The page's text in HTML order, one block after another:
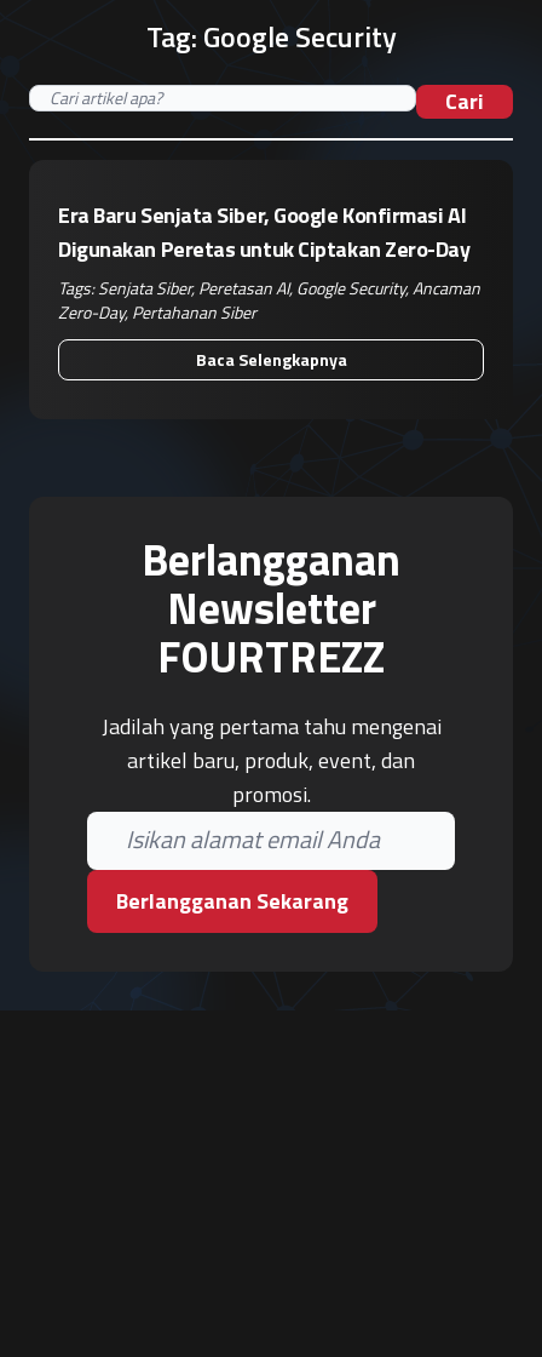
Tag:Google Security
Cari
Era Baru Senjata Siber, Google Konfirmasi AI
Digunakan Peretas untuk Ciptakan Zero-Day
Tags:Senjata Siber,Peretasan AI,Google Security,Ancaman
Zero-Day,Pertahanan Siber
Baca Selengkapnya
Berlangganan
Newsletter
FOURTREZZ
Jadilah yang pertama tahu mengenai
artikel baru, produk, event, dan
promosi.
Berlangganan Sekarang